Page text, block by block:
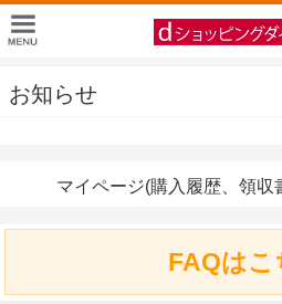
お知らせ
マイページ(購入履歴、領収
FAQはこ